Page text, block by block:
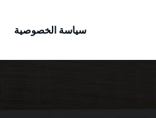
سياسة الخصوصية